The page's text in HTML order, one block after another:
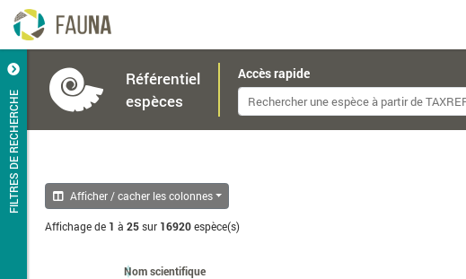
FILTRES DE RECHERCHE
Référentiel
espèces
Accès rapide
Afficher / cacher les colonnes
Affichage de 1 à 25sur 16920espèce(s)
Nom scientifique